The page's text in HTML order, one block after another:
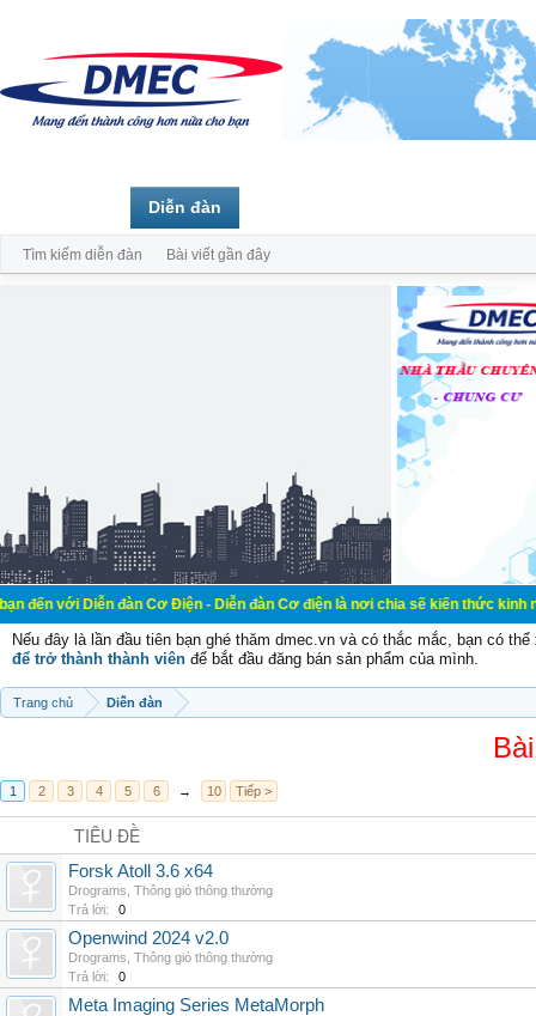
Diễn đàn Cơ Điện - Diễn đàn Cơ điện là nơi chia sẽ kiến thức kinh
Nếu đây là lần đầu tiên bạn ghé thăm dmec.vn và có thắc mắc, bạn có
để trở thành thành viên để bắt đầu đăng bán sản phẩm của mình.
Trang chủ Diễn đàn
1 2 3 4 5 6 → 10 Tiếp >
TIÊU ĐỀ
Forsk Atoll 3.6 x64
Drograms Thông gió thông thường
Trả lời:
0
Openwind 2024 v2.0
Drograms Thông gió thông thường
Trả lời:
0
Meta Imaging Series MetaMorph
Diễn đàn
Tìm kiếm diễn đàn Bài viết gần đây